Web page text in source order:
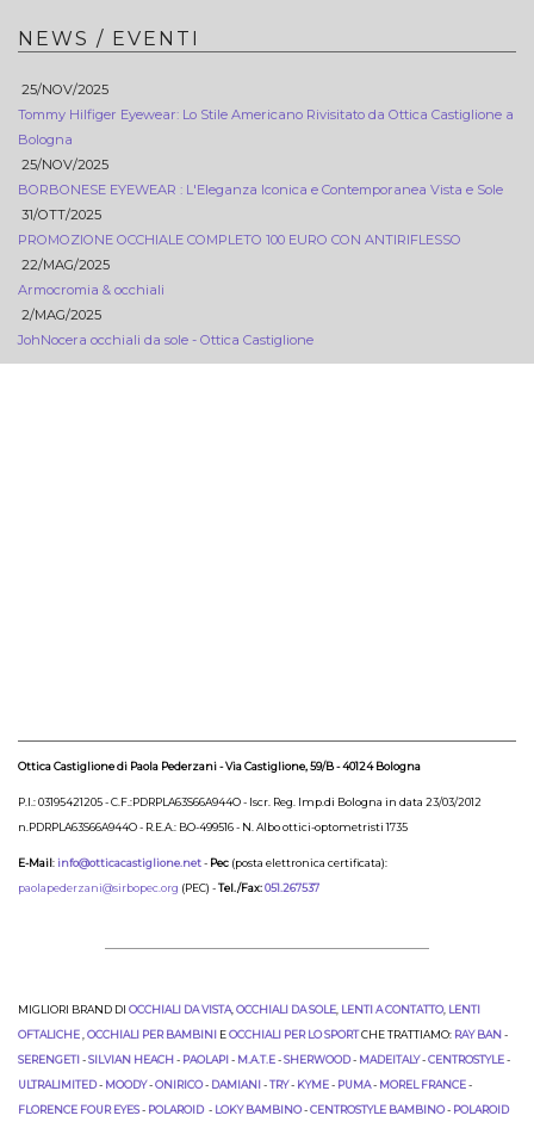
NEWS / EVENTI
25/NOV/2025
Tommy Hilfiger Eyewear: Lo Stile Americano Rivisitato da Ottica Castiglione a
Bologna
25/NOV/2025
BORBONESE EYEWEAR : L'Eleganza Iconica e Contemporanea Vista e Sole
31/OTT/2025
PROMOZIONE OCCHIALE COMPLETO 100 EURO CON ANTIRIFLESSO
22/MAG/2025
Armocromia & occhiali
2/MAG/2025
JohNocera occhiali da sole - Ottica Castiglione
Ottica Castiglione di Paola Pederzani - Via Castiglione, 59/B - 40124 Bologna
P.I.: 03195421205 - C.F.:PDRPLA63S66A944O - Iscr. Reg. Imp.di Bologna in data 23/03/2012
n.PDRPLA63S66A944O - R.E.A.: BO-499516 - N. Albo ottici-optometristi 1735
E-Mail: info@otticacastiglione.net- Pec(posta elettronica certificata):
paolapederzani@sirbopec.org (PEC) -Tel./Fax:051.267537
MIGLIORI BRAND DI OCCHIALI DA VISTA, OCCHIALI DA SOLE, LENTI A CONTATTO, LENTI
OFTALICHE OCCHIALI PER BAMBINIEOCCHIALI PER LO SPORTCHE TRATTIAMO: RAY BAN-
SERENGETI- SILVIAN HEACH- PAOLAPI- M.A.T.E-SHERWOOD- MADEITALY-CENTROSTYLE-
ULTRALIMITED- MOODY-ONIRICO- DAMIANI-TRY- KYME- PUMA- MOREL FRANCE-
FLORENCE FOUR EYES-POLAROID- LOKY BAMBINO-CENTROSTYLE BAMBINO- POLAROID